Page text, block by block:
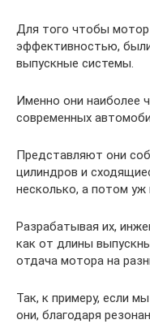
Для того чтобы
эффективностью,
выпускные системы.
Именно они наиболее
современных
Представляют они
цилиндров и
несколько, а потом уж
Разрабатывая их,
как от длины
отдача мотора на
Так, к примеру, если
они, благодаря